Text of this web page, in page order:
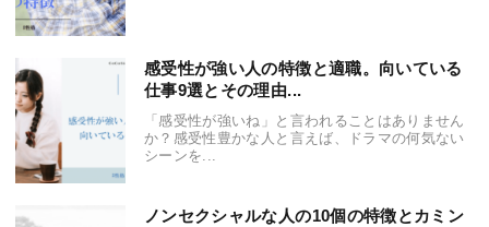
感受性が強い人の特徴と適職。向いている
仕事9選とその理由...
「感受性が強いね」と言われることはありません
か？感受性豊かな人と言えば、ドラマの何気ない
シーンを...
ノンセクシャルな人の10個の特徴とカミン